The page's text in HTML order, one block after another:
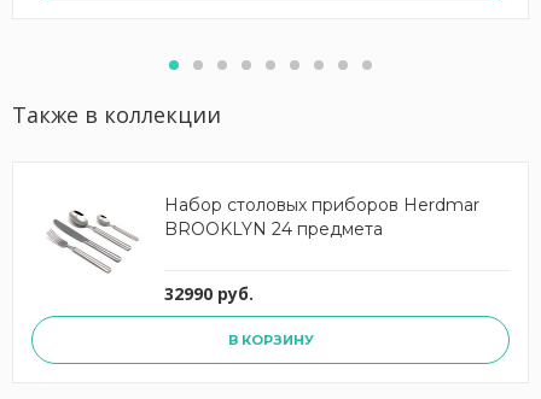
Также в коллекции
Набор столовых приборов Herdmar
BROOKLYN 24 предмета
32990 руб.
В КОРЗИНУ